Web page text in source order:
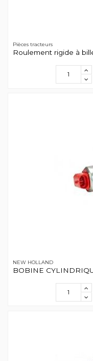
Pièces tracteurs
Roulement rigide à
NEW HOLLAND
BOBINE